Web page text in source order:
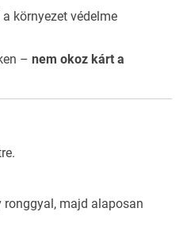
a környezet védelme
– nem okoz kárt a
majd alaposan